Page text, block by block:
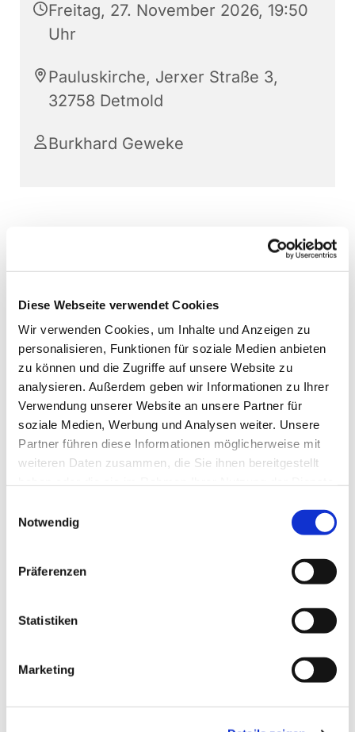
Diese Webseite verwendet Cookies
Wir verwenden Cookies, um Inhalte und Anzeigen zu
personalisieren, Funktionen für soziale Medien anbieten
zu können und die Zugriffe auf unsere Website zu
analysieren. Außerdem geben wir Informationen zu Ihrer
Verwendung unserer Website an unsere Partner für
soziale Medien, Werbung und Analysen weiter. Unsere
Partner führen diese Informationen möglicherweise mit
weiteren Daten zusammen, die Sie ihnen bereitgestellt
Notwendig
Präferenzen
Statistiken
Marketing
Freitag, 27. November 2026, 19:50
Uhr
Pauluskirche, Jerxer Straße 3,
32758 Detmold
Burkhard Geweke